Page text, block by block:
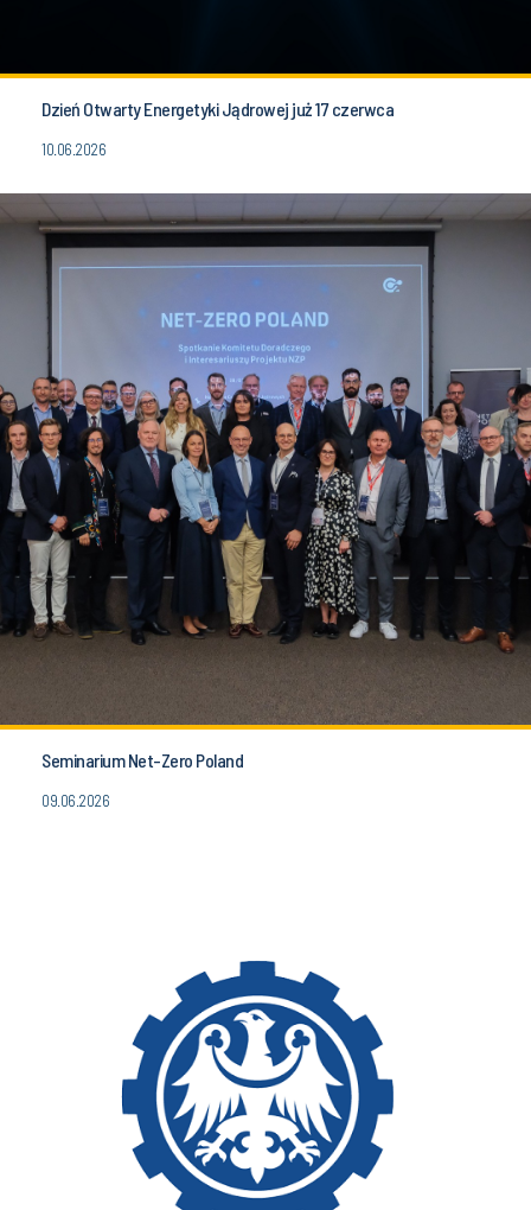
Dzień Otwarty Energetyki Jądrowej już 17 czerwca
10.06.2026
Seminarium Net-Zero Poland
09.06.2026